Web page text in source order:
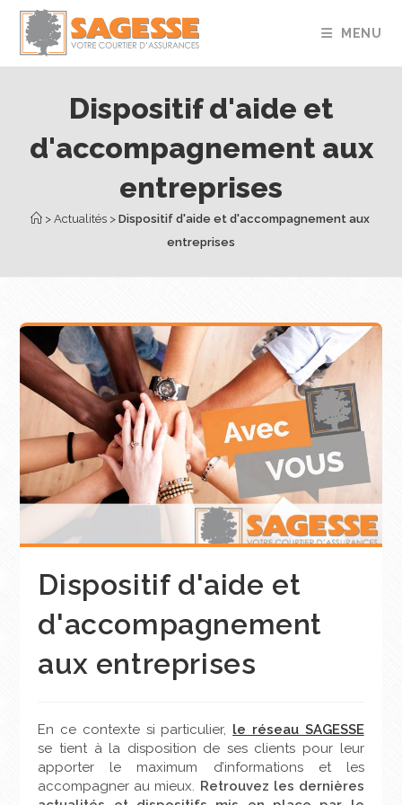
MENU
Dispositif d'aide et
d'accompagnement aux
entreprises
> Actualités > Dispositif d'aide et d'accompagnement aux
entreprises
Dispositif d'aide et
d'accompagnement
aux entreprises
En ce contexte si particulier, le réseau SAGESSE
se tient à la disposition de ses clients pour leur
apporter le maximum d’informations et les
accompagner au mieux. Retrouvez les dernières